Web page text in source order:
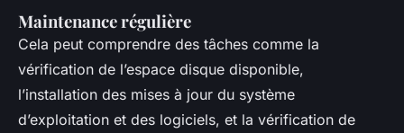
Maintenance régulière
Cela peut comprendre des tâches comme la
vérification de l’espace disque disponible,
l’installation des mises à jour du système
d’exploitation et des logiciels, et la vérification de